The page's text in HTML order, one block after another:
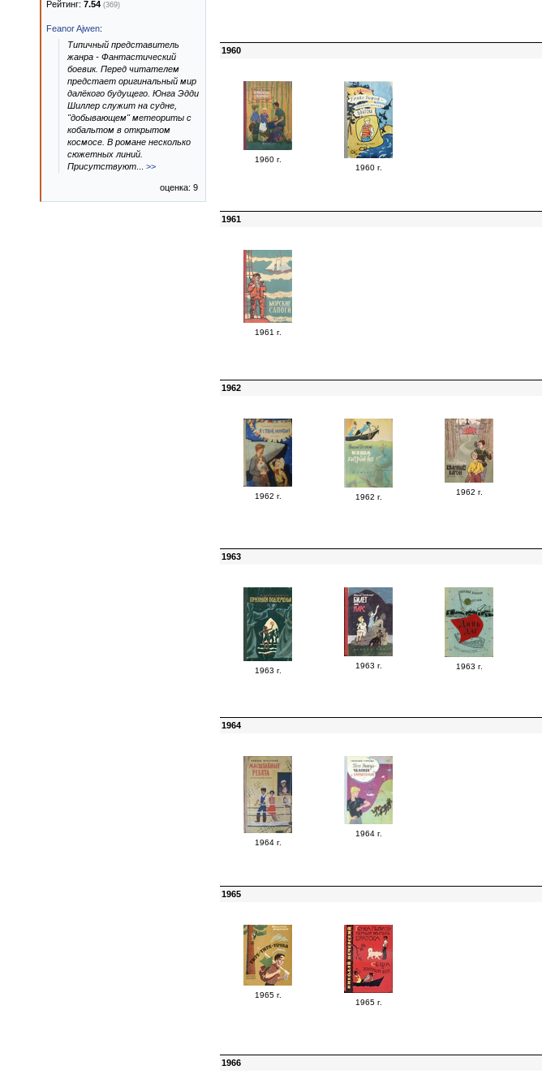
1960
1960 г.
1960 г.
1961
1961 г.
1962
1962 г. 1962 г.
1962 г.
1963
1963 г.
1963 г. 1963 г.
1964
1964 г.
1964 г.
1965
1965 г.
1965 г.
1966
Рейтинг: 7.54 (369)
Feanor Ajwen:
Типичный представитель
жанра - Фантастический
боевик. Перед читателем
предстает оригинальный мир
далёкого будущего. Юнга Эдди
Шиллер служит на судне,
"добывающем" метеориты с
кобальтом в открытом
космосе. В романе несколько
сюжетных линий.
Присутствуют
>>
оценка: 9